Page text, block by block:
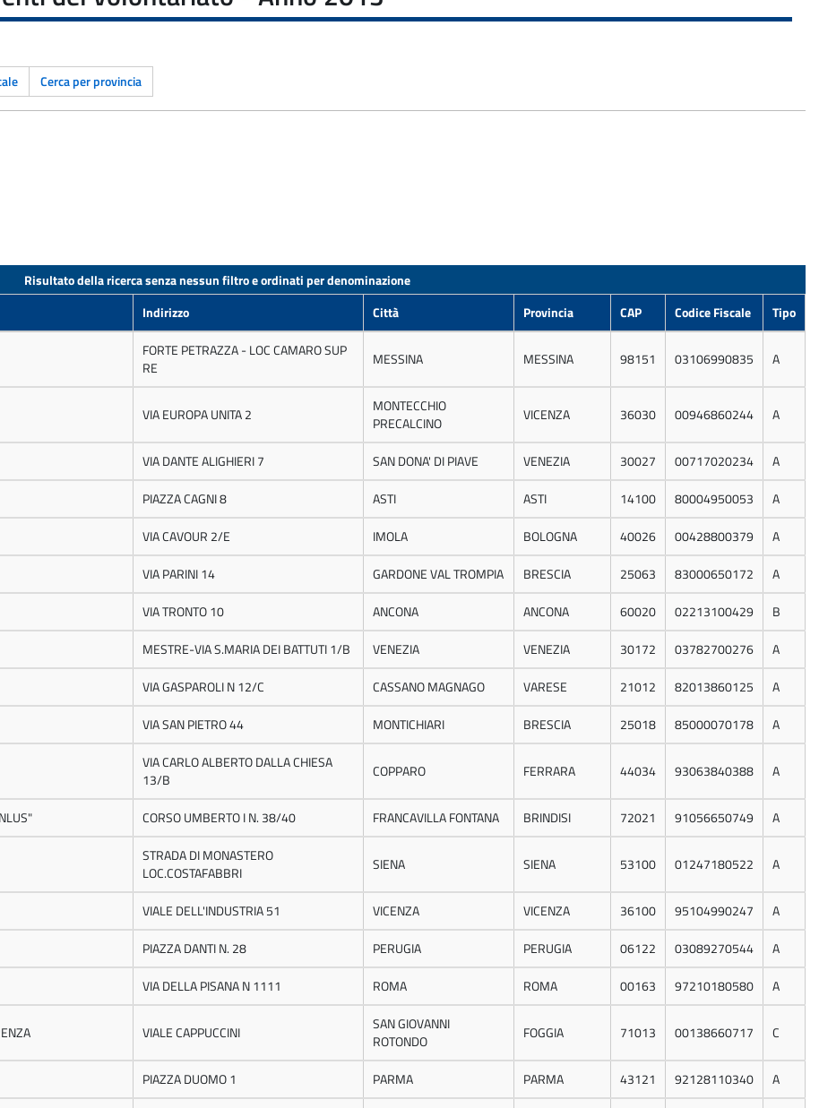
Cerca per provincia
Risultato della ricerca senza nessun filtro e ordinati per denominazione
Indirizzo Città Provincia CAP Codice Fiscale Tipo
FORTE PETRAZZA - LOC CAMARO SUP
RE
MESSINA MESSINA 98151 03106990835 A
VIA EUROPA UNITA 2
MONTECCHIO
PRECALCINO
VICENZA 36030 00946860244 A
VIA DANTE ALIGHIERI 7 SAN DONA' DI PIAVE VENEZIA 30027 00717020234
A
PIAZZA CAGNI 8 ASTI ASTI 14100 80004950053
A
VIA CAVOUR 2/E IMOLA BOLOGNA 40026 00428800379
A
VIA PARINI 14 GARDONE VAL TROMPIA BRESCIA 25063 83000650172
A
VIA TRONTO 10 ANCONA ANCONA 60020 02213100429
B
MESTRE-VIA S.MARIA DEI BATTUTI 1/B VENEZIA VENEZIA 30172 03782700276
A
VIA GASPAROLI N 12/C CASSANO MAGNAGO VARESE 21012 82013860125
A
VIA SAN PIETRO 44 MONTICHIARI BRESCIA 25018 85000070178 A
VIA CARLO ALBERTO DALLA CHIESA
13/B
COPPARO FERRARA 44034 93063840388 A
CORSO UMBERTO I N. 38/40 FRANCAVILLA FONTANA BRINDISI 72021 91056650749 A
STRADA DI MONASTERO
LOC.COSTAFABBRI
SIENA SIENA 53100 01247180522 A
VIALE DELL'INDUSTRIA 51 VICENZA VICENZA 36100 95104990247
A
PIAZZA DANTI N. 28 PERUGIA PERUGIA 06122 03089270544
A
VIA DELLA PISANA N 1111 ROMA ROMA 00163 97210180580 A
VIALE CAPPUCCINI
SAN GIOVANNI
ROTONDO
FOGGIA 71013 00138660717 C
PIAZZA DUOMO 1 PARMA PARMA 43121 92128110340
A